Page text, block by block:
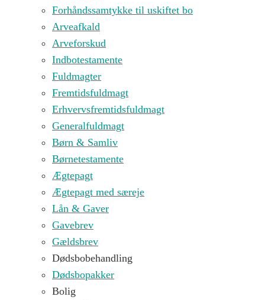
Forhåndssamtykke til uskiftet bo
Arveafkald
Arveforskud
Indbotestamente
Fuldmagter
Fremtidsfuldmagt
Erhvervsfremtidsfuldmagt
Generalfuldmagt
Børn & Samliv
Børnetestamente
Ægtepagt
Ægtepagt med særeje
Lån & Gaver
Gavebrev
Gældsbrev
Dødsbobehandling
Dødsbopakker
Bolig